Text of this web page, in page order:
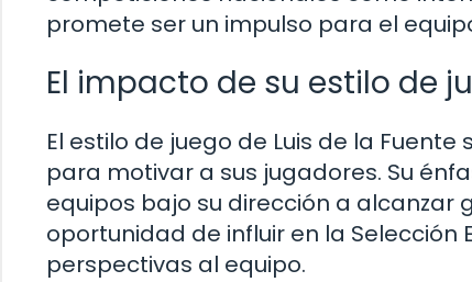
promete ser un impulso para el
El impacto de su estilo de
El estilo de juego de Luis de la
para motivar a sus jugadores. Su
equipos bajo su dirección a alcanzar
oportunidad de influir en la Selección
perspectivas al equipo.